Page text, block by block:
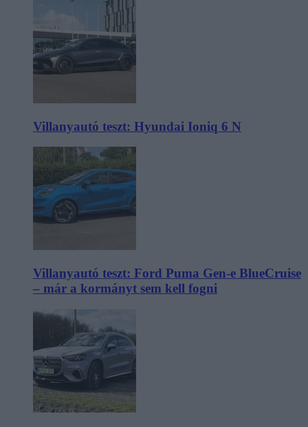
Villanyautó teszt: Hyundai Ioniq 6 N
Villanyautó teszt: Ford Puma Gen-e BlueCruise
– már a kormányt sem kell fogni